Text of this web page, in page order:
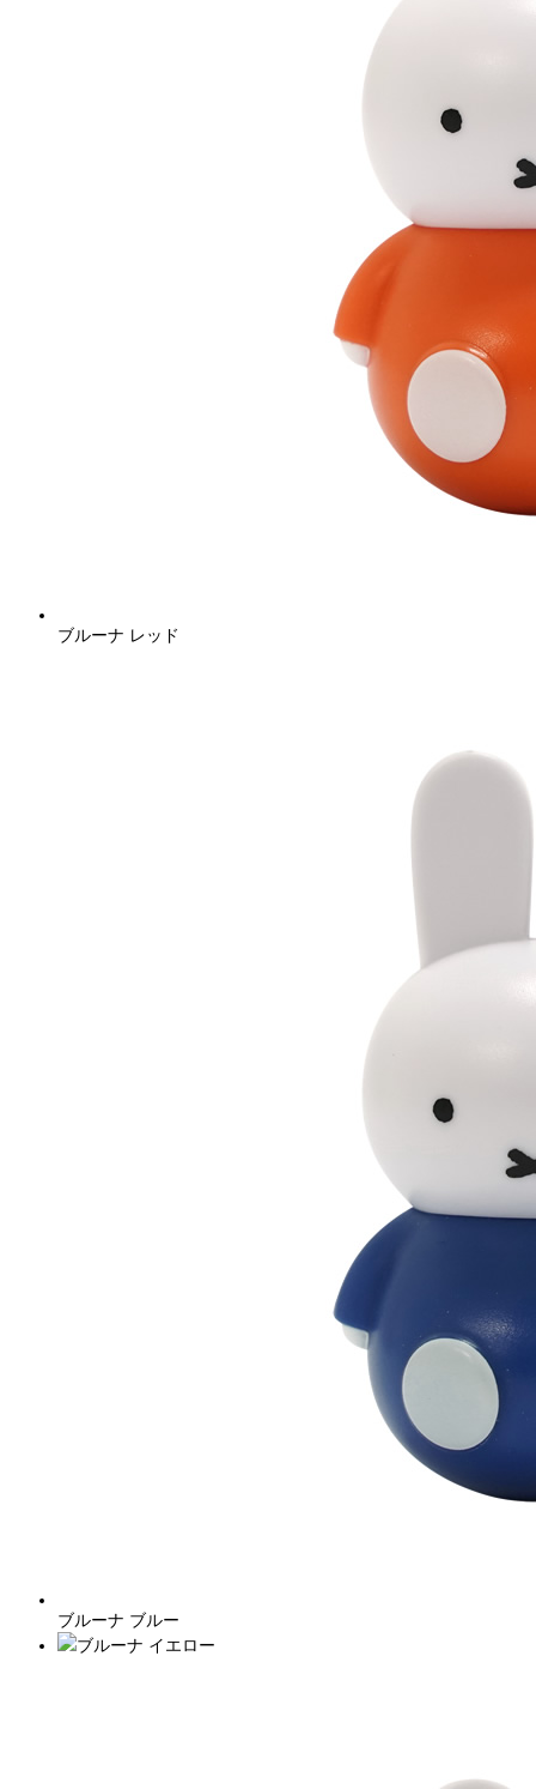
ブルーナ レッド
ブルーナ ブルー
ブルーナ イエロー